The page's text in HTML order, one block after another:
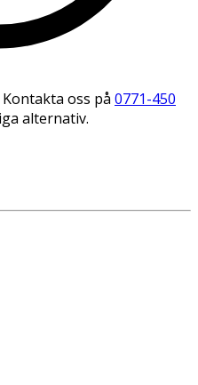
oss på 0771-450
alternativ.